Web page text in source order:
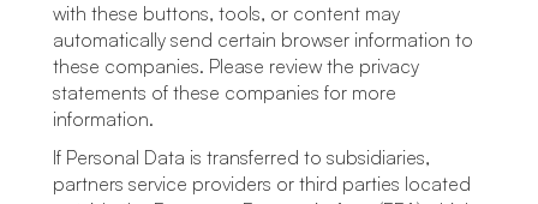
with these buttons, tools, or content may
automatically send certain browser information to
these companies. Please review the privacy
statements of these companies for more
information.
If Personal Data is transferred to subsidiaries,
partners service providers or third parties located